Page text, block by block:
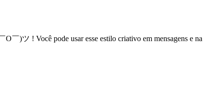
O￣)ツ ! Você pode usar esse estilo criativo em mensagens e na